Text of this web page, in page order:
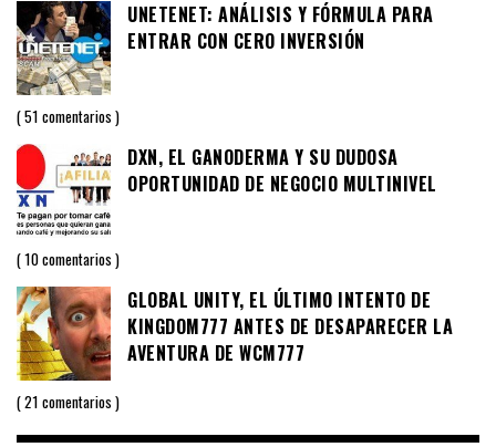
UNETENET: ANÁLISIS Y FÓRMULA PARA
ENTRAR CON CERO INVERSIÓN
51 comentarios
DXN, EL GANODERMA Y SU DUDOSA
OPORTUNIDAD DE NEGOCIO MULTINIVEL
10 comentarios
GLOBAL UNITY, EL ÚLTIMO INTENTO DE
KINGDOM777 ANTES DE DESAPARECER LA
AVENTURA DE WCM777
21 comentarios